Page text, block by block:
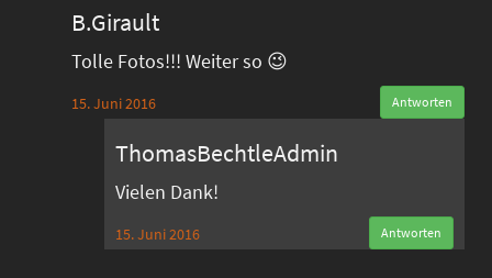
B.Girault
Tolle Fotos!!! Weiter so 😉
15. Juni 2016 Antworten
ThomasBechtleAdmin
Vielen Dank!
15. Juni 2016 Antworten